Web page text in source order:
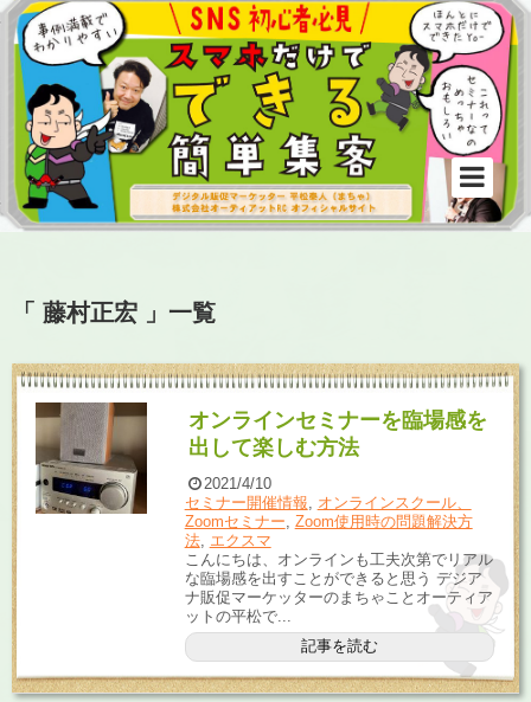
「 藤村正宏 」一覧
オンラインセミナーを臨場感を
出して楽しむ方法
2021/4/10
セミナー開催情報, オンラインスクール、
Zoomセミナー, Zoom使用時の問題解決方
法, エクスマ
こんにちは、オンラインも工夫次第でリアル
な臨場感を出すことができると思う デジア
ナ販促マーケッターのまちゃことオーティア
ットの平松で...
記事を読む